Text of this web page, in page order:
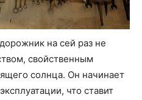
на сей раз не
свойственным
солнца. Он начинает
что ставит